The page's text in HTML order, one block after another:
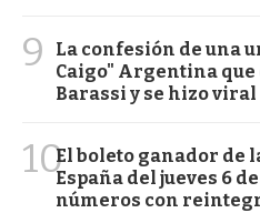
9
La confesión de una
Caigo" Argentina que
Barassi y se hizo viral
10El boleto ganador de
España del jueves 6
números con